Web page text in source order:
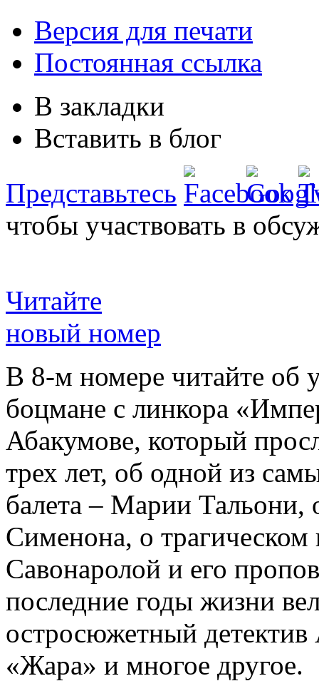
Версия для печати
Постоянная ссылка
В закладки
Вставить в блог
Представьтесь
чтобы участвовать в
Читайте
новый номер
В 8-м номере читайте об
боцмане с линкора
Абакумове, который
трех лет, об одной из
балета – Марии
Сименона, о трагическом
Савонаролой и его
последние годы жизни
остросюжетный детектив
«Жара» и многое другое.